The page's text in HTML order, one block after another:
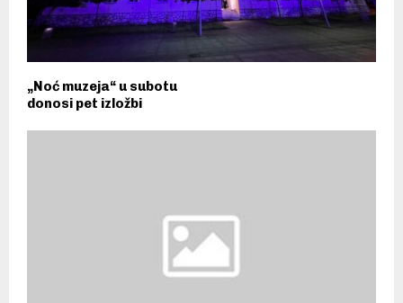
„Noć muzeja“ u subotu
donosi pet izložbi